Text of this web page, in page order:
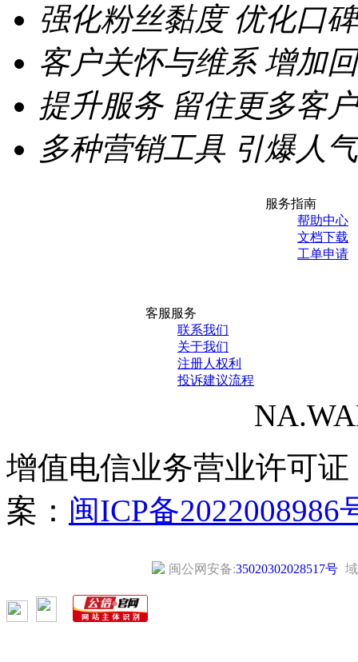
强化粉丝黏度 优化口
客户关怀与维系 增加
提升服务 留住更多客户
多种营销工具 引爆人气
服务指南
帮助中心
文档下载
工单申请
客服服务
联系我们
关于我们
注册人权利
投诉建议流程
增值电信业务营业许可证
案： 闽ICP备2022008986
闽公网安备:35020302028517号